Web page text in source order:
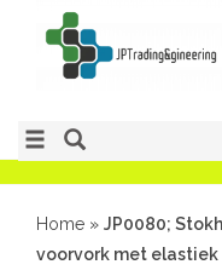
Home » JP0080;
voorvork met elastiek